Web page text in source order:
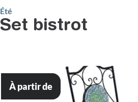
Été
Set bistrot
À partir de